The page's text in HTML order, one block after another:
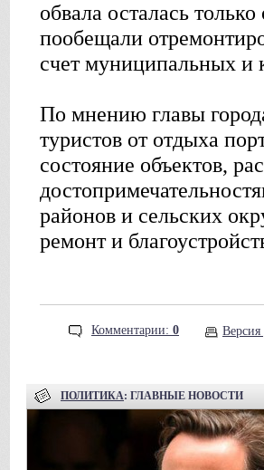
обвала осталась
пообещали
счет муниципальных и
По мнению главы
туристов от отдыха
состояние объектов,
районов и сельских
ремонт и
Комментарии: 0 Версия
ПОЛИТИКА: ГЛАВНЫЕ НОВОСТИ